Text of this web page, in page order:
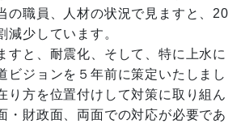
の職員、人材の状況で見ますと、20
減少しています。
と、耐震化、そして、特に上水に
ビジョンを５年前に策定いたしまし
り方を位置付けして対策に取り組ん
・財政面、両面での対応が必要であ